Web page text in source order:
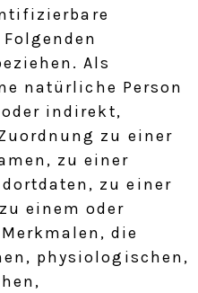
Als
natürliche Person
indirekt,
zu einer
zu einer
zu einer
einem oder
die
physiologischen,